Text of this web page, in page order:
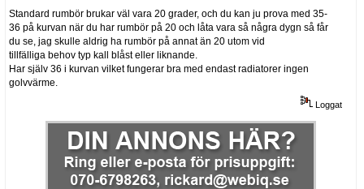
Standard rumbör brukar väl vara 20 grader, och du kan ju prova med 35-
36 på kurvan när du har rumbör på 20 och låta vara så några dygn så får
du se, jag skulle aldrig ha rumbör på annat än 20 utom vid
tillfälliga behov typ kall blåst eller liknande.
Har själv 36 i kurvan vilket fungerar bra med endast radiatorer ingen
golvvärme.
Loggat